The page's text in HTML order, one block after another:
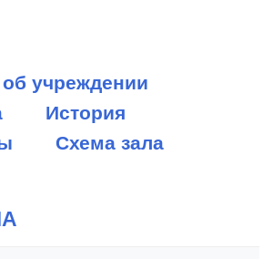
учреждении
История
Схема зала